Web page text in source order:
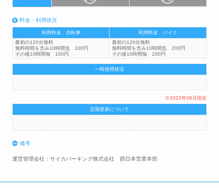
料金・利用状況
利用料金 自転車
利用料金 バイク
最初の120分無料
無料時間を含み10時間迄 100円
その後10時間毎 100円
最初の120分無料
無料時間を含み10時間迄 200円
その後10時間毎 200円
一時使用状況
※2022年08月現在
定期更新について
備考
運営管理会社：サイカパーキング株式会社 西日本営業本部